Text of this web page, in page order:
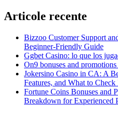
Articole recente
Bizzoo Customer Support
Beginner-Friendly Guide
Ggbet Casino: lo que los
On9 bonuses and
Jokersino Casino in CA: A
Features, and What to Check
Fortune Coins Bonuses and
Breakdown for Experienced